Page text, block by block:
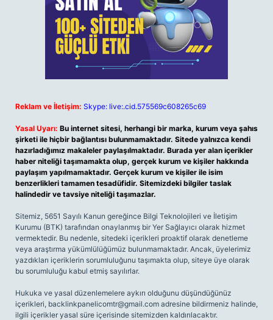
Reklam ve İletişim: Skype: live:.cid.575569c608265c69
Yasal Uyarı: Bu internet sitesi, herhangi bir marka, kurum veya şahıs
şirketi ile hiçbir bağlantısı bulunmamaktadır. Sitede yalnızca kendi
hazırladığımız makaleler paylaşılmaktadır. Burada yer alan içerikler
haber niteliği taşımamakta olup, gerçek kurum ve kişiler hakkında
paylaşım yapılmamaktadır. Gerçek kurum ve kişiler ile isim
benzerlikleri tamamen tesadüfidir. Sitemizdeki bilgiler taslak
halindedir ve tavsiye niteliği taşımazlar.
Sitemiz, 5651 Sayılı Kanun gereğince Bilgi Teknolojileri ve İletişim
Kurumu (BTK) tarafından onaylanmış bir Yer Sağlayıcı olarak hizmet
vermektedir. Bu nedenle, sitedeki içerikleri proaktif olarak denetleme
veya araştırma yükümlülüğümüz bulunmamaktadır. Ancak, üyelerimiz
yazdıkları içeriklerin sorumluluğunu taşımakta olup, siteye üye olarak
bu sorumluluğu kabul etmiş sayılırlar.
Hukuka ve yasal düzenlemelere aykırı olduğunu düşündüğünüz
içerikleri, backlinkpanelicomtr@gmail.com adresine bildirmeniz halinde,
ilgili içerikler yasal süre içerisinde sitemizden kaldırılacaktır.